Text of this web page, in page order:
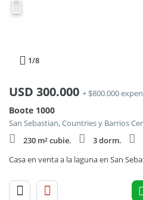
1/8
USD 300.000 + $800.000
Boote 1000
San Sebastian, Countries y Barrios
230 m² cubie.
3 dorm.
Casa en venta a la laguna en San